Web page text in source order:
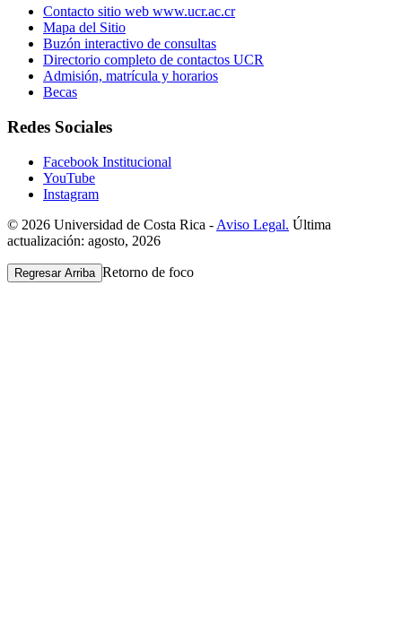
Contacto sitio web www.ucr.ac.cr
Mapa del Sitio
Buzón interactivo de consultas
Directorio completo de contactos UCR
Admisión, matrícula y horarios
Becas
Redes Sociales
Facebook Institucional
YouTube
Instagram
© 2026 Universidad de Costa Rica - Aviso Legal. Última
actualización: agosto, 2026
Regresar Arriba Retorno de foco